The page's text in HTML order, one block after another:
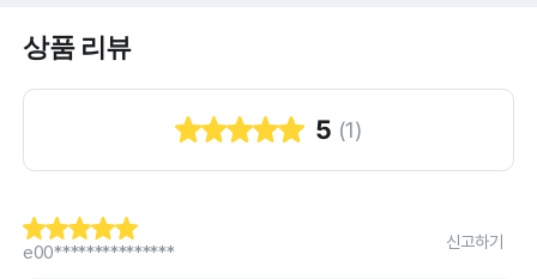
상품 리뷰
5 (1)
e00***************
신고하기